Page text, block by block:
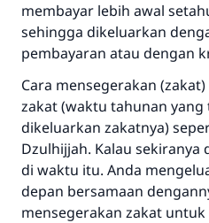
membayar lebih awal
sehingga dikeluarkan
pembayaran atau dengan
Cara mensegerakan
zakat (waktu tahunan
dikeluarkan zakatnya)
Dzulhijjah. Kalau sekiranya
di waktu itu. Anda
depan bersamaan
mensegerakan zakat untuk